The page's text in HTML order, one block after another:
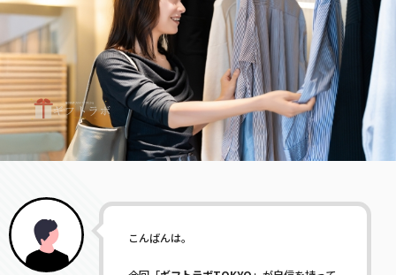
こんばんは。